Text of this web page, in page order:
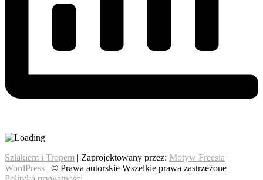
Szlakiem i Tropem | Zaprojektowany przez: Motyw Freesia |
WordPress | © Prawa autorskie Wszelkie prawa zastrzeżone |